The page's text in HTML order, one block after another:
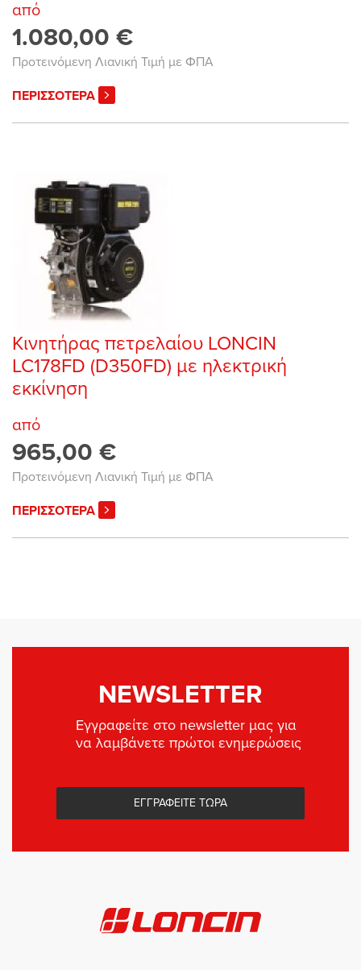
από
1.080,00 €
Προτεινόμενη Λιανική Τιμή με ΦΠΑ
ΠΕΡΙΣΣΟΤΕΡΑ
Κινητήρας πετρελαίου LONCIN
LC178FD (D350FD) με ηλεκτρική
εκκίνηση
από
965,00 €
Προτεινόμενη Λιανική Τιμή με ΦΠΑ
ΠΕΡΙΣΣΟΤΕΡΑ
NEWSLETTER
Εγγραφείτε στο newsletter μας για
να λαμβάνετε πρώτοι ενημερώσεις
ΕΓΓΡΑΦΕΙΤΕ ΤΩΡΑ